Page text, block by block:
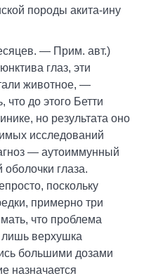
породы акита-ину
— Прим. авт.)
глаз, эти
животное, —
что до этого Бетти
но результата оно
исследований
— аутоиммунный
оболочки глаза.
поскольку
примерно три
что проблема
верхушка
большими дозами
назначается